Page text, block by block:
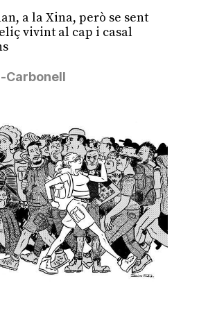
a la Xina, però se sent
vivint al cap i casal
Carbonell